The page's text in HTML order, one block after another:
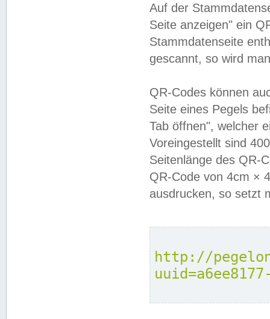
Auf der
Seite anzeigen" ein
Stammdatenseite
gescannt, so wird
QR-Codes können
Seite eines Pegels
Tab öffnen", welcher
Voreingestellt sind
Seitenlänge des QR-
QR-Code von 4cm ×
ausdrucken, so setzt
http://